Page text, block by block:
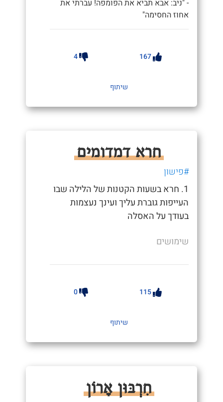
- "ניב: אבא תביא את הפומפה! עברתי את
אחוז החסימה"
167
4
שיתוף
חרא דמדומים
#פישון
1. חרא בשעות הקטנות של הלילה שבו
העייפות גוברת עליך ועינך נעצמות
בעודך על האסלה
שימושים
115
0
שיתוף
חִרְבּוּן אָרוֹן